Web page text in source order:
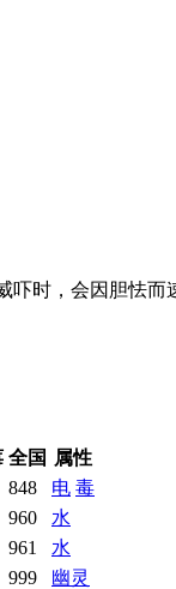
时，会因胆怯而
全国 属性
848 电 毒
960
水
961
水
999
幽灵